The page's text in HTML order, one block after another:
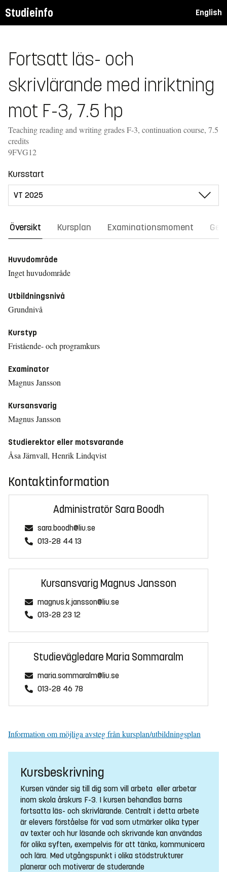
Studieinfo English
Fortsatt läs- och
skrivlärande med inriktning
mot F-3, 7.5 hp
Teaching reading and writing grades F-3, continuation course, 7.5
credits
9FVG12
Kursstart
Översikt Kursplan Examinationsmoment
Huvudområde
Inget huvudområde
Utbildningsnivå
Grundnivå
Kurstyp
Fristående- och programkurs
Examinator
Magnus Jansson
Kursansvarig
Magnus Jansson
Studierektor eller motsvarande
Åsa Järnvall, Henrik Lindqvist
Kontaktinformation
Administratör Sara Boodh
sara.boodh@liu.se
013-28 44 13
Kursansvarig Magnus Jansson
magnus.k.jansson@liu.se
013-28 23 12
Studievägledare Maria Sommaralm
maria.sommaralm@liu.se
013-28 46 78
Information om möjliga avsteg från kursplan/utbildningsplan
Kursbeskrivning
Kursen vänder sig till dig som vill arbeta eller arbetar
inom skola årskurs F-3. I kursen behandlas barns
fortsatta läs- och skrivlärande. Centralt i detta arbete
är elevers förståelse för vad som utmärker olika typer
av texter och hur läsande och skrivande kan användas
för olika syften, exempelvis för att tänka, kommunicera
och lära. Med utgångspunkt i olika stödstrukturer
planerar och motiverar de studerande